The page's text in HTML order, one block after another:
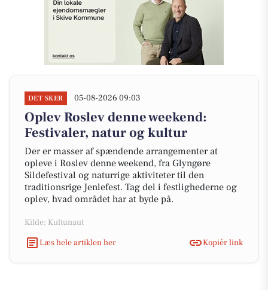
DET SKER 05-08-2026 09:03
Oplev Roslev denne weekend:
Festivaler, natur og kultur
Der er masser af spændende arrangementer at
opleve i Roslev denne weekend, fra Glyngøre
Sildefestival og naturrige aktiviteter til den
traditionsrige Jenlefest. Tag del i festlighederne og
oplev, hvad området har at byde på.
Kilde: Kultunaut
Læs hele artiklen her
Kopiér link